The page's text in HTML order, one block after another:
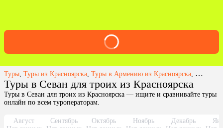
Туры Туры из Красноярска Туры в Армению из Красноярска Туры в
Туры в Севан для троих из Красноярска
Туры в Севан для троих из Красноярска — ищите и сравнивайте туры
онлайн по всем туроператорам.
Август
Сентябрь
Октябрь
Ноябрь
Декабрь